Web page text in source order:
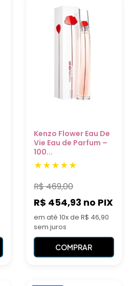
Kenzo Flower Eau De
Vie Eau de Parfum –
100...
R$469,00
R$ 454,93 no PIX
em até 10x de R$ 46,90
sem juros
COMPRAR